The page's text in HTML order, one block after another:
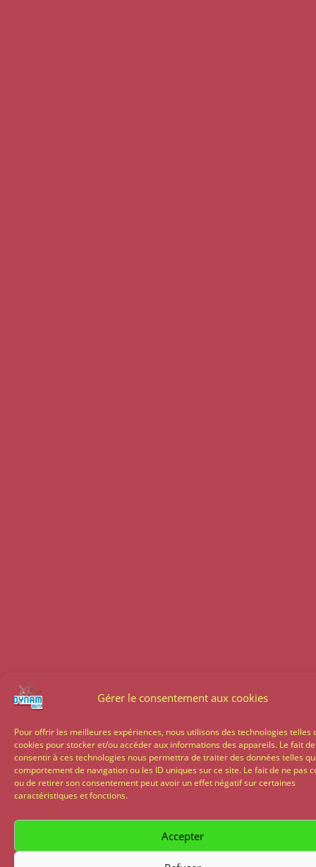
Gérer le consentement aux cookies
Pour offrir les meilleures expériences, nous utilisons des technologies telles
cookies pour stocker et/ou accéder aux informations des appareils. Le fait de
consentir à ces technologies nous permettra de traiter des données telles
comportement de navigation ou les ID uniques sur ce site. Le fait de ne pas
ou de retirer son consentement peut avoir un effet négatif sur certaines
caractéristiques et fonctions.
Accepter